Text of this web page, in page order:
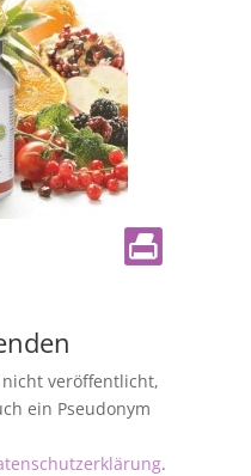
veröffentlicht,
ein Pseudonym
.